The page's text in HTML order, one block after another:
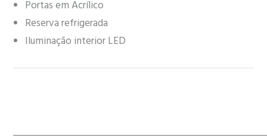
Portas em Acrílico
Reserva refrigerada
Iluminação interior LED